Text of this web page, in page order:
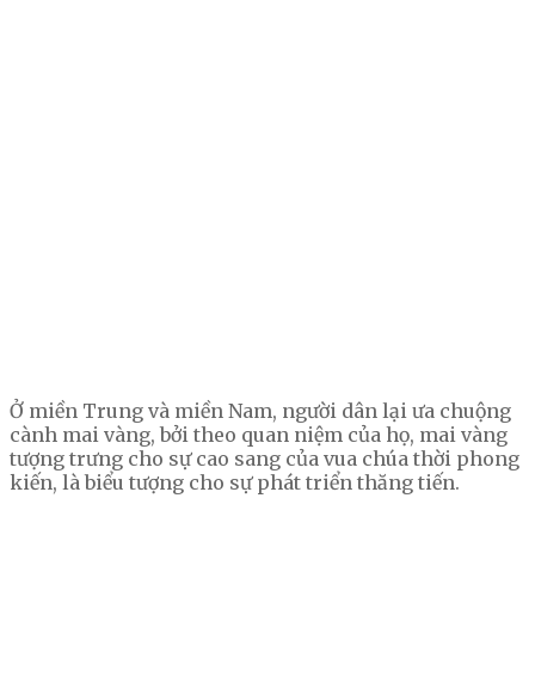
Ở miền Trung và miền Nam, người dân lại ưa chuộng
cành mai vàng, bởi theo quan niệm của họ, mai vàng
tượng trưng cho sự cao sang của vua chúa thời phong
kiến, là biểu tượng cho sự phát triển thăng tiến.